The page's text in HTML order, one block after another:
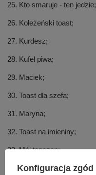
25. Kto smaruje - ten jedzie;
26. Koleżeński toast;
27. Kurdesz;
28. Kufel piwa;
29. Maciek;
30. Toast dla szefa;
31. Maryna;
32. Toast na imieniny;
33. Mój tapczan;
34. Na Bałutach zabawa;
Konfiguracja zgód